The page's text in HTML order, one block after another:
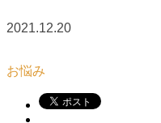
2021.12.20
お悩み